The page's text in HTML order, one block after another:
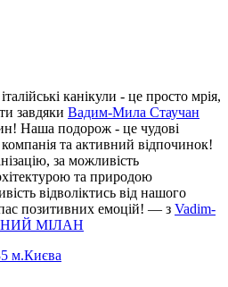
канікули - це просто мрія,
завдяки Вадим-Мила Стаучан
Наша подорож - це чудові
компанія та активний відпочинок!
за можливість
та природою
відволіктись від нашого
позитивних емоцій! — з Vadim-
МІЛАН
м.Києва